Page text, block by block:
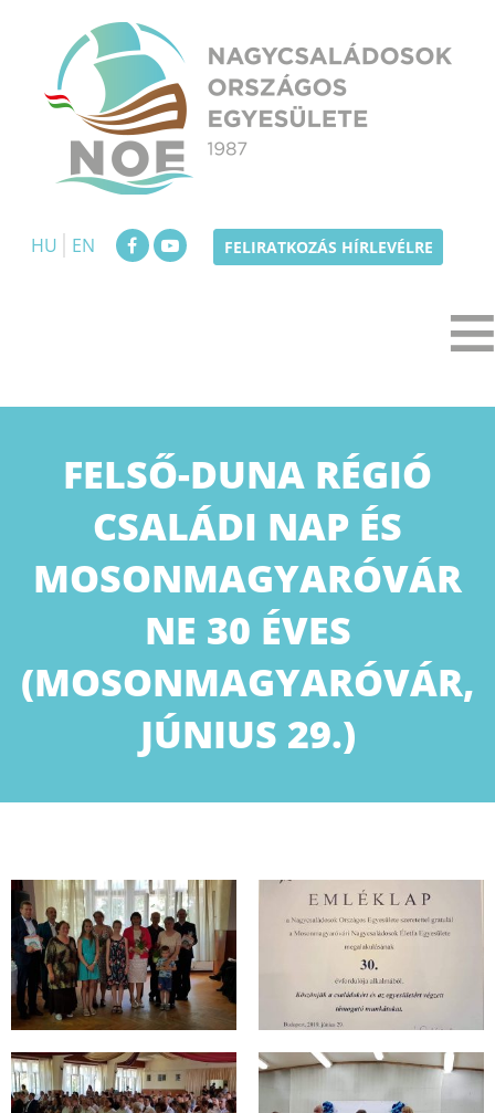
content
HU
EN FELIRATKOZÁS HÍRLEVÉLRE
FELSŐ-DUNA RÉGIÓ
CSALÁDI NAP ÉS
MOSONMAGYARÓVÁR
NE 30 ÉVES
(MOSONMAGYARÓVÁR,
JÚNIUS 29.)